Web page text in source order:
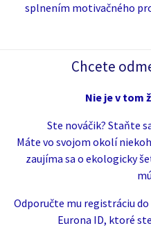
splnením motivačného
Chcete
Nie je v tom
Ste nováčik? Staňte
Máte vo svojom okolí
zaujíma sa o ekologicky
Odporučte mu registráciu do
Eurona ID, ktoré